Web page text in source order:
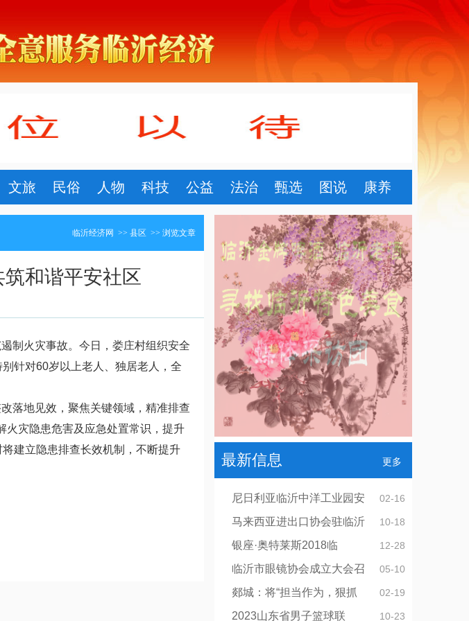
文旅 民俗 人物 科技 公益 法治 甄选 图说 康养
临沂经济网 >> 县区 >> 浏览文章
和谐平安社区
制火灾事故。今日，娄庄村组织安全
针对60岁以上老人、独居老人，全
落地见效，聚焦关键领域，精准排查
火灾隐患危害及应急处置常识，提升
建立隐患排查长效机制，不断提升
更多
最新信息
02-16
尼日利亚临沂中洋工业园安
10-18
马来西亚进出口协会驻临沂
12-28
银座·奥特莱斯2018临
05-10
临沂市眼镜协会成立大会召
02-19
郯城：将“担当作为，狠抓
10-23
2023山东省男子篮球联